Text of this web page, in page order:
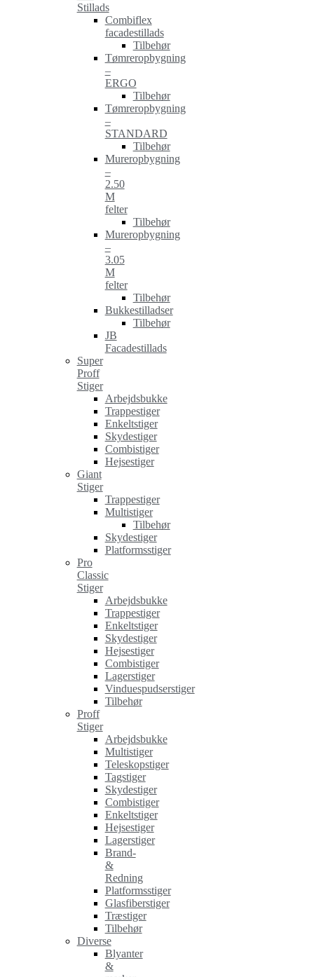
Stillads
Combiflex
facadestillads
Tilbehør
Tømreropbygning
–
ERGO
Tilbehør
Tømreropbygning
–
STANDARD
Tilbehør
Mureropbygning
–
2.50
M
felter
Tilbehør
Mureropbygning
–
3.05
M
felter
Tilbehør
Bukkestilladser
Tilbehør
JB
Facadestillads
Super
Proff
Stiger
Arbejdsbukke
Trappestiger
Enkeltstiger
Skydestiger
Combistiger
Hejsestiger
Giant
Stiger
Trappestiger
Multistiger
Tilbehør
Skydestiger
Platformsstiger
Pro
Classic
Stiger
Arbejdsbukke
Trappestiger
Enkeltstiger
Skydestiger
Hejsestiger
Combistiger
Lagerstiger
Vinduespudserstiger
Tilbehør
Proff
Stiger
Arbejdsbukke
Multistiger
Teleskopstiger
Tagstiger
Skydestiger
Combistiger
Enkeltstiger
Hejsestiger
Lagerstiger
Brand-
&
Redning
Platformsstiger
Glasfiberstiger
Træstiger
Tilbehør
Diverse
Blyanter
&